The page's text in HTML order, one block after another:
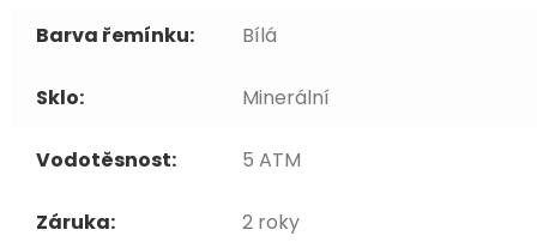
Barva řemínku: Bílá
Sklo: Minerální
Vodotěsnost: 5 ATM
Záruka: 2 roky